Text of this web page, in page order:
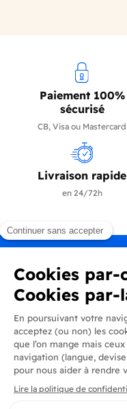
Paiement 100%
sécurisé
CB, Visa ou Mastercard
Livraison rapide
en 24/72h